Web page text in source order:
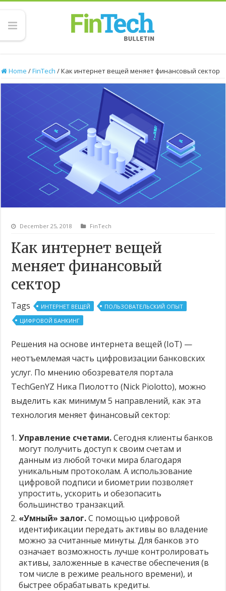
Home /FinTech /Как интернет вещей меняет финансовый сектор
December 25, 2018 FinTech
Как интернет вещей
меняет финансовый
сектор
Tags ИНТЕРНЕТ ВЕЩЕЙ
ПОЛЬЗОВАТЕЛЬСКИЙ ОПЫТ
ЦИФРОВОЙ БАНКИНГ
Решения на основе интернета вещей (IoT) —
неотъемлемая часть цифровизации банковских
услуг. По мнению обозревателя портала
TechGenYZ Ника Пиолотто (Nick Piolotto), можно
выделить как минимум 5 направлений, как эта
технология меняет финансовый сектор:
Управление счетами.Сегодня клиенты банков
могут получить доступ к своим счетам и
данным из любой точки мира благодаря
уникальным протоколам. А использование
цифровой подписи и биометрии позволяет
упростить, ускорить и обезопасить
большинство транзакций.
«Умный» залог.С помощью цифровой
идентификации передать активы во владение
можно за считанные минуты. Для банков это
означает возможность лучше контролировать
активы, заложенные в качестве обеспечения (в
том числе в режиме реального времени), и
быстрее обрабатывать кредиты.